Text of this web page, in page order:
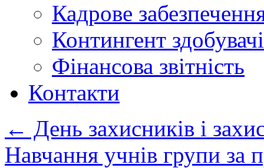
Кадрове
Контингент
Фінансова звітність
Контакти
← День захисників і
Навчання учнів групи